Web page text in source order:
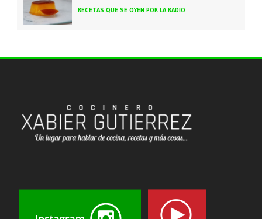
RECETAS QUE SE OYEN POR LA RADIO